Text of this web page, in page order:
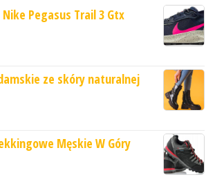
Pegasus Trail 3 Gtx
ze skóry naturalnej
Męskie W Góry